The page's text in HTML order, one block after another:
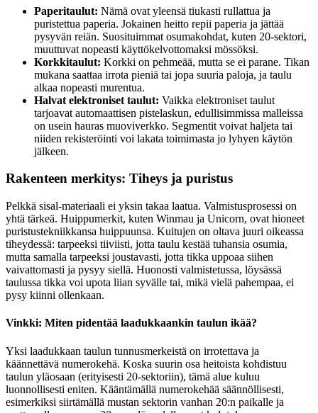
Paperitaulut: Nämä ovat yleensä tiukasti rullattua ja
puristettua paperia. Jokainen heitto repii paperia ja jättää
pysyvän reiän. Suosituimmat osumakohdat, kuten 20-sektori,
muuttuvat nopeasti käyttökelvottomaksi mössöksi.
Korkkitaulut: Korkki on pehmeää, mutta se ei parane. Tikan
mukana saattaa irrota pieniä tai jopa suuria paloja, ja taulu
alkaa nopeasti murentua.
Halvat elektroniset taulut: Vaikka elektroniset taulut
tarjoavat automaattisen pistelaskun, edullisimmissa malleissa
on usein hauras muoviverkko. Segmentit voivat haljeta tai
niiden rekisteröinti voi lakata toimimasta jo lyhyen käytön
jälkeen.
Rakenteen merkitys: Tiheys ja puristus
Pelkkä sisal-materiaali ei yksin takaa laatua. Valmistusprosessi on
yhtä tärkeä. Huippumerkit, kuten Winmau ja Unicorn, ovat hioneet
puristustekniikkansa huippuunsa. Kuitujen on oltava juuri oikeassa
tiheydessä: tarpeeksi tiiviisti, jotta taulu kestää tuhansia osumia,
mutta samalla tarpeeksi joustavasti, jotta tikka uppoaa siihen
vaivattomasti ja pysyy siellä. Huonosti valmistetussa, löysässä
taulussa tikka voi upota liian syvälle tai, mikä vielä pahempaa, ei
pysy kiinni ollenkaan.
Vinkki: Miten pidentää laadukkaankin taulun ikää?
Yksi laadukkaan taulun tunnusmerkeistä on irrotettava ja
käännettävä numerokehä. Koska suurin osa heitoista kohdistuu
taulun yläosaan (erityisesti 20-sektoriin), tämä alue kuluu
luonnollisesti eniten. Kääntämällä numerokehää säännöllisesti,
esimerkiksi siirtämällä mustan sektorin vanhan 20:n paikalle ja